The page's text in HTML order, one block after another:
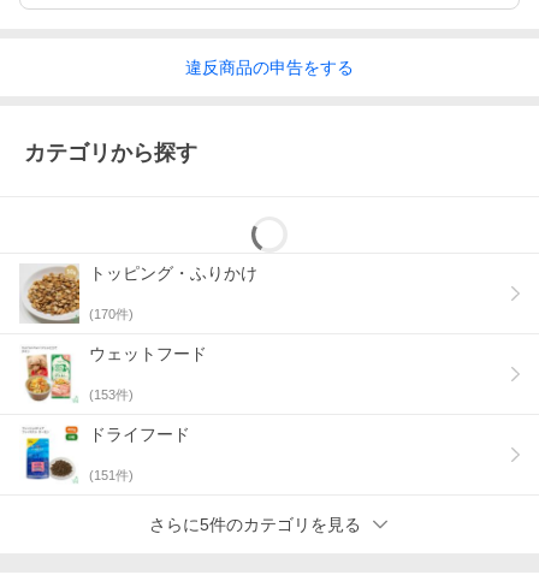
生馬肉パラパラミンチ
300g（初回限定ページ）
【価格】¥2,750
違反商品の申告をする
カテゴリから探す
トッピング・ふりかけ
(170件)
ウェットフード
(153件)
ドライフード
(151件)
さらに5件のカテゴリを見る